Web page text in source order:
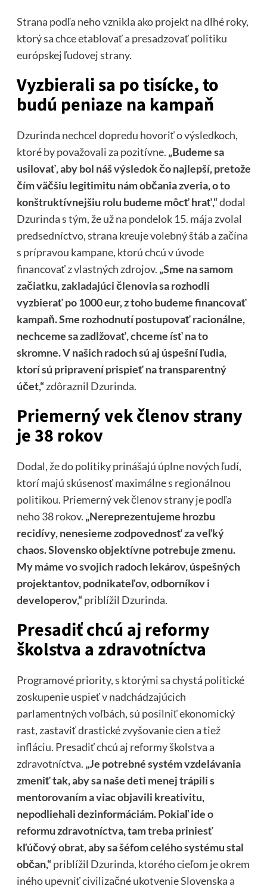
Strana podľa neho vznikla ako projekt na dlhé roky,
ktorý sa chce etablovať a presadzovať politiku
európskej ľudovej strany.
Vyzbierali sa po tisícke, to
budú peniaze na kampaň
Dzurinda nechcel dopredu hovoriť o výsledkoch,
ktoré by považovali za pozitívne. „Budeme sa
usilovať, aby bol náš výsledok čo najlepší, pretože
čím väčšiu legitimitu nám občania zveria, o to
konštruktívnejšiu rolu budeme môcť hrať,“dodal
Dzurinda s tým, že už na pondelok 15. mája zvolal
predsedníctvo, strana kreuje volebný štáb a začína
s prípravou kampane, ktorú chcú v úvode
financovať z vlastných zdrojov. „Sme na samom
začiatku, zakladajúci členovia sa rozhodli
vyzbierať po 1000 eur, z toho budeme financovať
kampaň. Sme rozhodnutí postupovať racionálne,
nechceme sa zadlžovať, chceme ísť na to
skromne. V našich radoch sú aj úspešní ľudia,
ktorí sú pripravení prispieť na transparentný
účet,“zdôraznil Dzurinda.
Priemerný vek členov strany
je 38 rokov
Dodal, že do politiky prinášajú úplne nových ľudí,
ktorí majú skúsenosť maximálne s regionálnou
politikou. Priemerný vek členov strany je podľa
neho 38 rokov. „Nereprezentujeme hrozbu
recidívy, nenesieme zodpovednosť za veľký
chaos. Slovensko objektívne potrebuje zmenu.
My máme vo svojich radoch lekárov, úspešných
projektantov, podnikateľov, odborníkov i
developerov,“priblížil Dzurinda.
Presadiť chcú aj reformy
školstva a zdravotníctva
Programové priority, s ktorými sa chystá politické
zoskupenie uspieť v nadchádzajúcich
parlamentných voľbách, sú posilniť ekonomický
rast, zastaviť drastické zvyšovanie cien a tiež
infláciu. Presadiť chcú aj reformy školstva a
zdravotníctva. „Je potrebné systém vzdelávania
zmeniť tak, aby sa naše deti menej trápili s
mentorovaním a viac objavili kreativitu,
nepodliehali dezinformáciám. Pokiaľ ide o
reformu zdravotníctva, tam treba priniesť
kľúčový obrat, aby sa šéfom celého systému stal
občan,“priblížil Dzurinda, ktorého cieľom je okrem
iného upevniť civilizačné ukotvenie Slovenska a